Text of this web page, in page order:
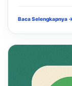
Baca Selengkapnya